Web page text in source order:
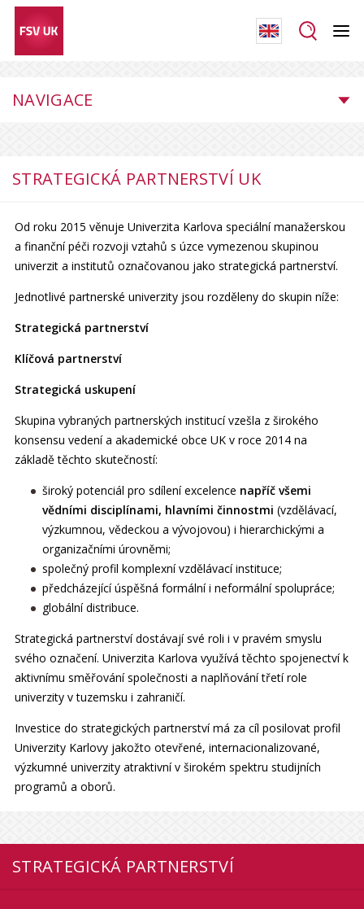
NAVIGACE
STRATEGICKÁ PARTNERSTVÍ UK
Od roku 2015 věnuje Univerzita Karlova speciální manažerskou
a finanční péči rozvoji vztahů s úzce vymezenou skupinou
univerzit a institutů označovanou jako strategická partnerství.
Jednotlivé partnerské univerzity jsou rozděleny do skupin níže:
Strategická partnerství
Klíčová partnerství
Strategická uskupení
Skupina vybraných partnerských institucí vzešla z širokého
konsensu vedení a akademické obce UK v roce 2014 na
základě těchto skutečností:
široký potenciál pro sdílení excelence napříč všemi
vědními disciplínami, hlavními činnostmi (vzdělávací,
výzkumnou, vědeckou a vývojovou) i hierarchickými a
organizačními úrovněmi;
společný profil komplexní vzdělávací instituce;
předcházející úspěšná formální i neformální spolupráce;
globální distribuce.
Strategická partnerství dostávají své roli i v pravém smyslu
svého označení. Univerzita Karlova využívá těchto spojenectví k
aktivnímu směřování společnosti a naplňování třetí role
univerzity v tuzemsku i zahraničí.
Investice do strategických partnerství má za cíl posilovat profil
Univerzity Karlovy jakožto otevřené, internacionalizované,
výzkumné univerzity atraktivní v širokém spektru studijních
programů a oborů.
STRATEGICKÁ PARTNERSTVÍ